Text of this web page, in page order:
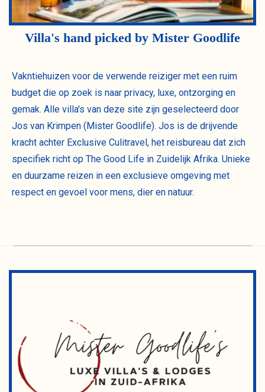
Villa's hand picked by Mister Goodlife
Vakntiehuizen voor de verwende reiziger met een ruim
budget die op zoek is naar privacy, luxe, ontzorging en
gemak. Alle villa's van deze site zijn geselecteerd door
Jos van Krimpen (Mister Goodlife). Jos is de drijvende
kracht achter Exclusive Culitravel, het reisbureau dat zich
specifiek richt op The Good Life in Zuidelijk Afrika. Unieke
en duurzame reizen in een exclusieve omgeving met
respect en gevoel voor mens, dier en natuur.